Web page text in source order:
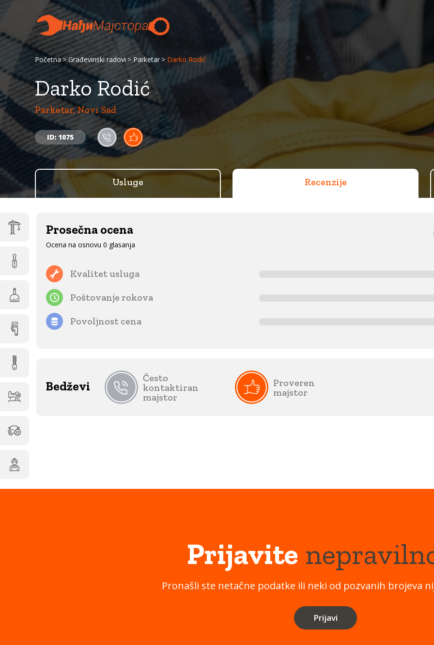
Početna Građevinski radovi Parketar Darko Rodić
Darko Rodić
Parketar, Novi Sad
ID: 1075
Usluge Recenzije
Prosečna ocena
Ocena na osnovu 0 glasanja
Kvalitet usluga
Poštovanje rokova
Povoljnost cena
Bedževi
Često
kontaktiran
majstor
Proveren
majstor
Prijavite
Pronašli ste netačne podatke ili neki od pozvanih brojeva
Prijavi